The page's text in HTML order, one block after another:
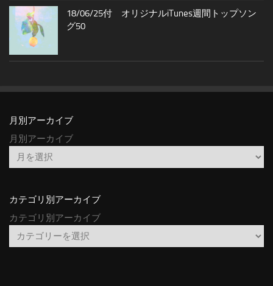
18/06/25付 オリジナルiTunes週間トップソン
グ50
月別アーカイブ
月別アーカイブ
カテゴリ別アーカイブ
カテゴリ別アーカイブ